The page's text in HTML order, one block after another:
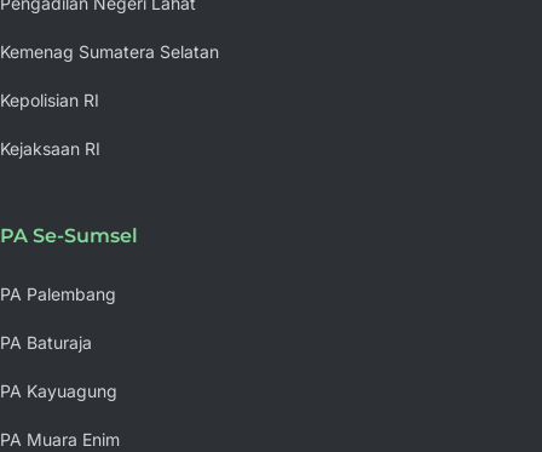
Kemenag Sumatera Selatan
Kepolisian RI
Kejaksaan RI
PA Se-Sumsel
PA Palembang
PA Baturaja
PA Kayuagung
PA Muara Enim